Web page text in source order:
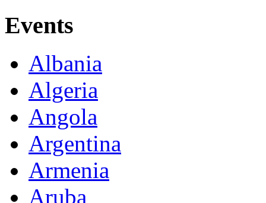
Events
Albania
Algeria
Angola
Argentina
Armenia
Aruba